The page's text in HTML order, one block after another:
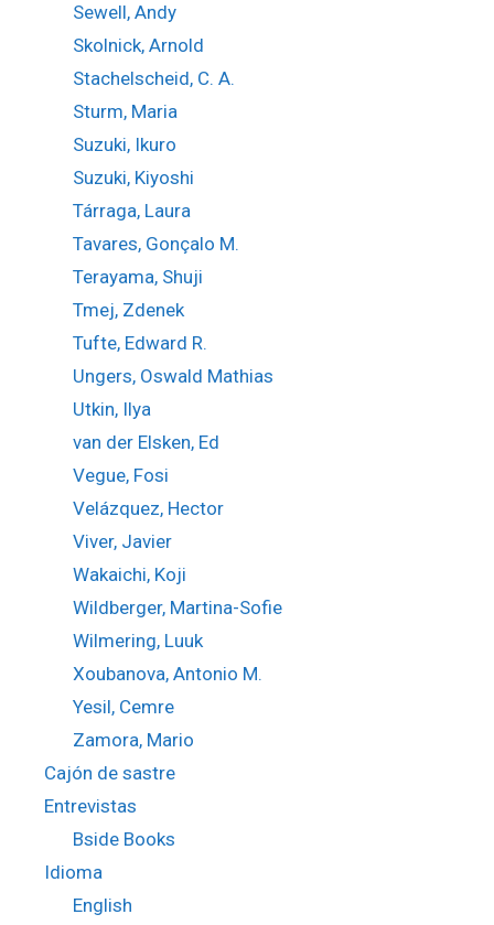
Sewell, Andy
Skolnick, Arnold
Stachelscheid, C. A.
Sturm, Maria
Suzuki, Ikuro
Suzuki, Kiyoshi
Tárraga, Laura
Tavares, Gonçalo M.
Terayama, Shuji
Tmej, Zdenek
Tufte, Edward R.
Ungers, Oswald Mathias
Utkin, Ilya
van der Elsken, Ed
Vegue, Fosi
Velázquez, Hector
Viver, Javier
Wakaichi, Koji
Wildberger, Martina-Sofie
Wilmering, Luuk
Xoubanova, Antonio M.
Yesil, Cemre
Zamora, Mario
Cajón de sastre
Entrevistas
Bside Books
Idioma
English